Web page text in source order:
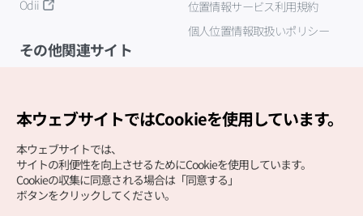
Odii
位置情報サービス利用規約
個人位置情報取扱いポリシー
その他関連サイト
本ウェブサイトではCookieを使用しています。
本ウェブサイトでは、
サイトの利便性を向上させるためにCookieを使用しています。
Cookieの収集に同意される場合は「同意する」
ボタンをクリックしてください。